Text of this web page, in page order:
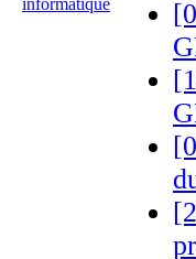
informatique